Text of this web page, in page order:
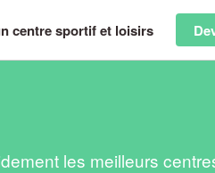
centre sportif et loisirs
les meilleurs